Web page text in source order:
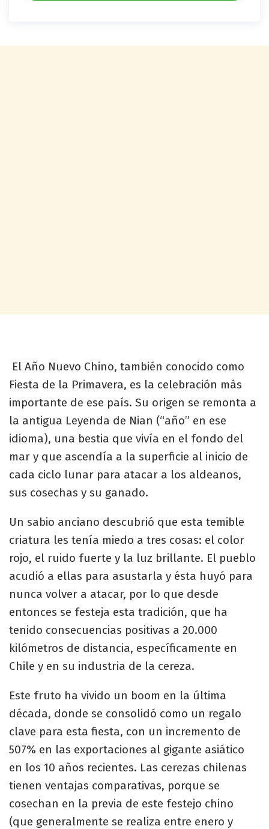
El Año Nuevo Chino, también conocido como
Fiesta de la Primavera, es la celebración más
importante de ese país. Su origen se remonta a
la antigua Leyenda de Nian (“año” en ese
idioma), una bestia que vivía en el fondo del
mar y que ascendía a la superficie al inicio de
cada ciclo lunar para atacar a los aldeanos,
sus cosechas y su ganado.
Un sabio anciano descubrió que esta temible
criatura les tenía miedo a tres cosas: el color
rojo, el ruido fuerte y la luz brillante. El pueblo
acudió a ellas para asustarla y ésta huyó para
nunca volver a atacar, por lo que desde
entonces se festeja esta tradición, que ha
tenido consecuencias positivas a 20.000
kilómetros de distancia, específicamente en
Chile y en su industria de la cereza.
Este fruto ha vivido un boom en la última
década, donde se consolidó como un regalo
clave para esta fiesta, con un incremento de
507% en las exportaciones al gigante asiático
en los 10 años recientes. Las cerezas chilenas
tienen ventajas comparativas, porque se
cosechan en la previa de este festejo chino
(que generalmente se realiza entre enero y